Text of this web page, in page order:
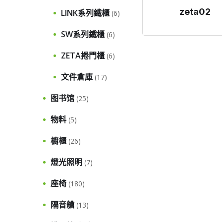
zeta02
LINK系列鐵櫃 (6)
SW系列鐵櫃 (6)
ZETA捲門櫃 (6)
文件倉庫 (17)
图书馆 (25)
物料 (5)
櫥櫃 (26)
燈光照明 (7)
座椅 (180)
隔音艙 (13)